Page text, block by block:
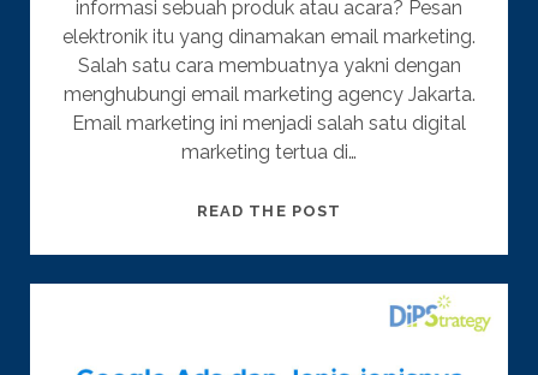
informasi sebuah produk atau acara? Pesan
elektronik itu yang dinamakan email marketing.
Salah satu cara membuatnya yakni dengan
menghubungi email marketing agency Jakarta.
Email marketing ini menjadi salah satu digital
marketing tertua di…
READ THE POST